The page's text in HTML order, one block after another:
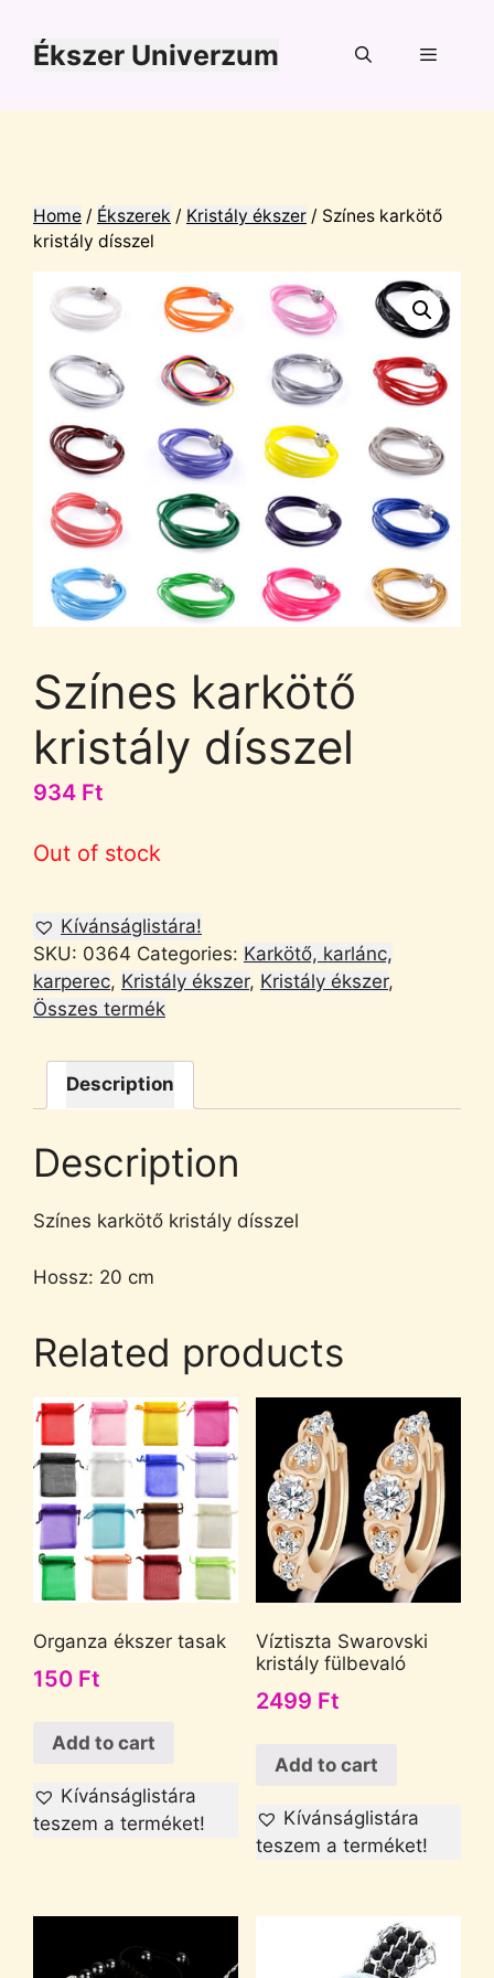
tartalomba
Ékszer Univerzum
Home / Ékszerek / Kristály ékszer / Színes karkötő
kristály dísszel
Színes karkötő
kristály dísszel
934 Ft
Out of stock
Kívánságlistára!
SKU: 0364 Categories: Karkötő, karlánc,
karperec, Kristály ékszer, Kristály ékszer,
Összes termék
Description
Description
Színes karkötő kristály dísszel
Hossz: 20 cm
Related products
Organza ékszer tasak
150 Ft
Add to cart
Kívánságlistára
teszem a terméket!
Víztiszta Swarovski
kristály fülbevaló
2499 Ft
Add to cart
Kívánságlistára
teszem a terméket!